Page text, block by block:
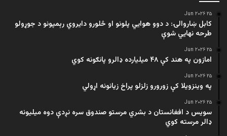
۲۵ Jun ۲۰۲۶
کابل ښاروالۍ: د دوو هوايي پلونو او څلورو دایروي رېمپونو د جوړولو
طرحه نهایي شوې
۲۵ Jun ۲۰۲۶
امازون په هند کې ۴۸ میلیارده ډالرو پانګونه کوي
۲۵ Jun ۲۰۲۶
په وینزویلا کې زورورو زلزلو پراخ زیانونه اړولي
۲۵ Jun ۲۰۲۶
سویس د افغانستان د بشري مرستو صندوق سره نږدې دوه میلیونه
ډالر مرسته کوي